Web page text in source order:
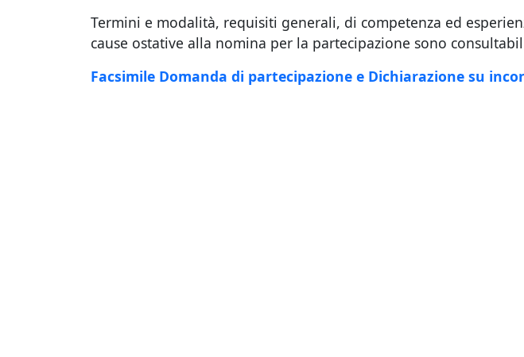
Termini e modalità, requisiti generali, di competenza ed
cause ostative alla nomina per la partecipazione sono
Facsimile Domanda di partecipazione e Dichiarazione su